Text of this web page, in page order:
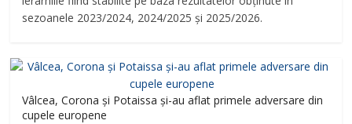
sezoanele 2023/2024, 2024/2025 și 2025/2026.
Vâlcea, Corona și Potaissa și-au aflat primele adversare din
cupele europene